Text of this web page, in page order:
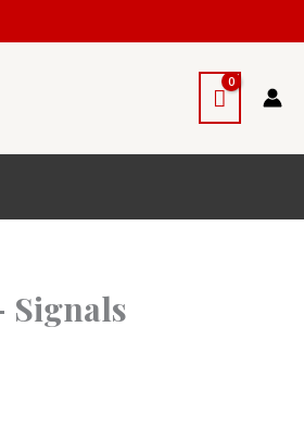
Signals